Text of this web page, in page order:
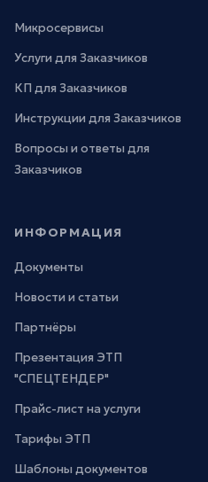
Микросервисы
Услуги для Заказчиков
КП для Заказчиков
Инструкции для Заказчиков
Вопросы и ответы для
Заказчиков
ИНФОРМАЦИЯ
Документы
Новости и статьи
Партнёры
Презентация ЭТП
"СПЕЦТЕНДЕР"
Прайс-лист на услуги
Тарифы ЭТП
Шаблоны документов